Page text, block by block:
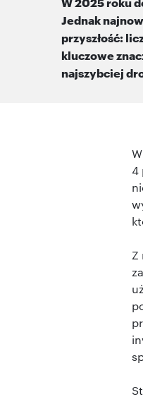
Jednak
przyszłość:
kluczowe
najszybciej
4
Z